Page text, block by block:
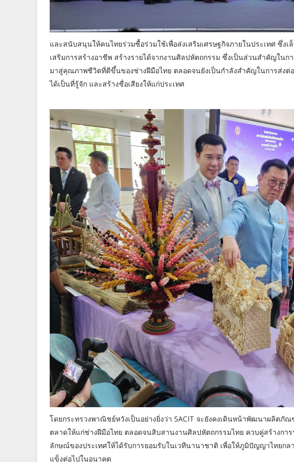
และสนับสนุนให้คนไทยร่วมซื้อร่วมใช้เพื่อส่งเสริมเศรษฐกิจภายในประเทศ ซึ่งเ
เสริมการสร้างอาชีพ สร้างรายได้จากงานศิลปหัตถกรรม ซึ่งเป็นส่วนสำคัญในก
มาสู่คุณภาพชีวิตที่ดีขึ้นของช่างฝีมือไทย ตลอดจนยังเป็นกำลังสำคัญในการส่ง
ได้เป็นที่รู้จัก และสร้างชื่อเสียงให้แก่ประเทศ
โดยกระทรวงพาณิชย์หวังเป็นอย่างยิ่งว่า SACIT จะยังคงเดินหน้าพัฒนาผลิต
ตลาดให้แก่ช่างฝีมือไทย ตลอดจนสิบสานงานศิลปหัตถกรรมไทย ควบคู่สร้างก
ลักษณ์ของประเทศให้ได้รับการยอมรับในเวทีนานาชาติ เพื่อให้ภูมิปัญญาไทยกล
แข็งต่อไปในอนาคต